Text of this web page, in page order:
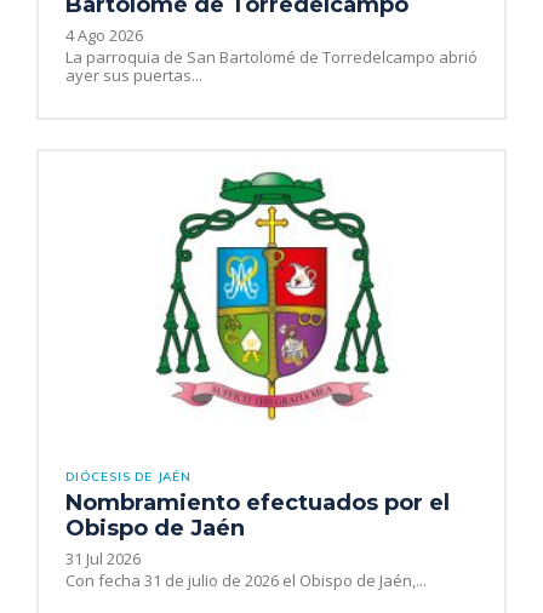
4 Ago 2026
La parroquia de San Bartolomé de Torredelcampo abrió
ayer sus puertas...
DIÓCESIS DE JAÉN
Nombramiento efectuados por el
Obispo de Jaén
31 Jul 2026
Con fecha 31 de julio de 2026 el Obispo de Jaén,...